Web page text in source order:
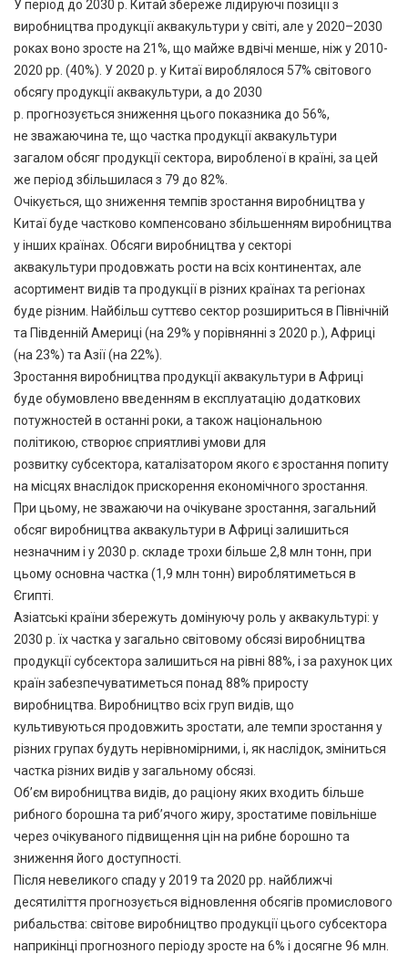
У період до 2030 р. Китай збереже лідируючі позиції з
виробництва продукції аквакультури у світі, але у 2020–2030
роках воно зросте на 21%, що майже вдвічі менше, ніж у 2010-
2020 рр. (40%). У 2020 р. у Китаї вироблялося 57% світового
обсягу продукції аквакультури, а до 2030
р. прогнозується зниження цього показника до 56%,
не зважаючина те, що частка продукції аквакультури
загалом обсяг продукції сектора, виробленої в країні, за цей
же період збільшилася з 79 до 82%.
Очікується, що зниження темпів зростання виробництва у
Китаї буде частково компенсовано збільшенням виробництва
у інших країнах. Обсяги виробництва у секторі
аквакультури продовжать рости на всіх континентах, але
асортимент видів та продукції в різних країнах та регіонах
буде різним. Найбільш суттєво сектор розшириться в Північній
та Південній Америці (на 29% у порівнянні з 2020 р.), Африці
(на 23%) та Азії (на 22%).
Зростання виробництва продукції аквакультури в Африці
буде обумовлено введенням в експлуатацію додаткових
потужностей в останні роки, а також національною
політикою, створює сприятливі умови для
розвитку субсектора, каталізатором якого є зростання попиту
на місцях внаслідок прискорення економічного зростання.
При цьому, не зважаючи на очікуване зростання, загальний
обсяг виробництва аквакультури в Африці залишиться
незначним і у 2030 р. складе трохи більше 2,8 млн тонн, при
цьому основна частка (1,9 млн тонн) вироблятиметься в
Єгипті.
Азіатські країни збережуть домінуючу роль у аквакультурі: у
2030 р. їх частка у загально світовому обсязі виробництва
продукції субсектора залишиться на рівні 88%, і за рахунок цих
країн забезпечуватиметься понад 88% приросту
виробництва. Виробництво всіх груп видів, що
культивуються продовжить зростати, але темпи зростання у
різних групах будуть нерівномірними, і, як наслідок, зміниться
частка різних видів у загальному обсязі.
Об’єм виробництва видів, до раціону яких входить більше
рибного борошна та риб’ячого жиру, зростатиме повільніше
через очікуваного підвищення цін на рибне борошно та
зниження його доступності.
Після невеликого спаду у 2019 та 2020 рр. найближчі
десятиліття прогнозується відновлення обсягів промислового
рибальства: світове виробництво продукції цього субсектора
наприкінці прогнозного періоду зросте на 6% і досягне 96 млн.